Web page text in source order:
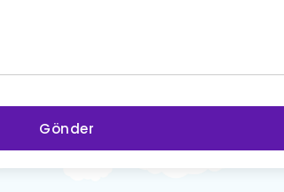
Gönder